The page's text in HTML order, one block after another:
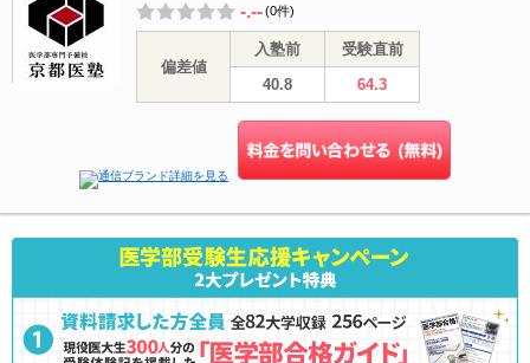
-.--(0件)
偏差値
入塾前
受験直前
40.8
64.3